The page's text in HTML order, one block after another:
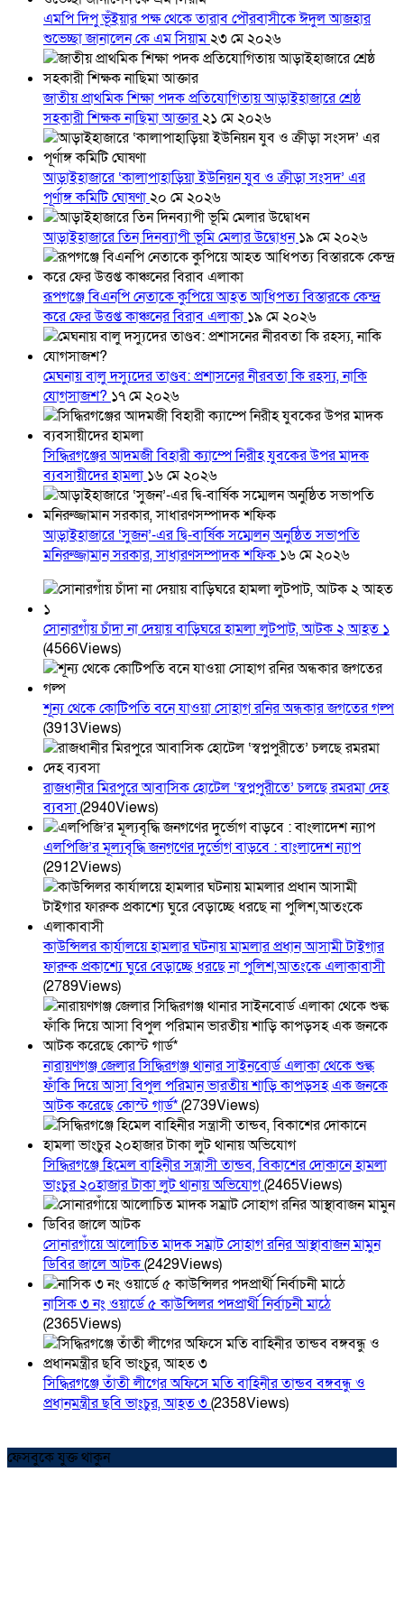
এমপি দিপু ভূঁইয়ার পক্ষ থেকে তারাব পৌরবাসীকে ঈদুল আজহার
শুভেচ্ছা জানালেন কে এম সিয়াম২৩ মে ২০২৬
জাতীয় প্রাথমিক শিক্ষা পদক প্রতিযোগিতায় আড়াইহাজারে শ্রেষ্ঠ
সহকারী শিক্ষক নাছিমা আক্তার২১ মে ২০২৬
আড়াইহাজারে ‘কালাপাহাড়িয়া ইউনিয়ন যুব ও ক্রীড়া সংসদ’ এর
পূর্ণাঙ্গ কমিটি ঘোষণা২০ মে ২০২৬
আড়াইহাজারে তিন দিনব্যাপী ভূমি মেলার উদ্বোধন১৯ মে ২০২৬
রূপগঞ্জে বিএনপি নেতাকে কুপিয়ে আহত আধিপত্য বিস্তারকে কেন্দ্র
করে ফের উত্তপ্ত কাঞ্চনের বিরাব এলাকা ১৯ মে ২০২৬
মেঘনায় বালু দস্যুদের তাণ্ডব: প্রশাসনের নীরবতা কি রহস্য, নাকি
যোগসাজশ? ১৭ মে ২০২৬
সিদ্ধিরগঞ্জের আদমজী বিহারী ক্যাম্পে নিরীহ যুবকের উপর মাদক
ব্যবসায়ীদের হামলা ১৬ মে ২০২৬
আড়াইহাজারে ‘সুজন’-এর দ্বি-বার্ষিক সম্মেলন অনুষ্ঠিত সভাপতি
মনিরুজ্জামান সরকার, সাধারণসম্পাদক শফিক ১৬ মে ২০২৬
সোনারগাঁয় চাঁদা না দেয়ায় বাড়িঘরে হামলা লুটপাট, আটক ২ আহত ১
(4566Views)
শূন্য থেকে কোটিপতি বনে যাওয়া সোহাগ রনির অন্ধকার জগতের গল্প
(3913Views)
রাজধানীর মিরপুরে আবাসিক হোটেল ‘স্বপ্নপুরীতে’ চলছে রমরমা দেহ
ব্যবসা(2940Views)
এলপিজি’র মূল্যবৃদ্ধি জনগণের দুর্ভোগ বাড়বে : বাংলাদেশ ন্যাপ
(2912Views)
কাউন্সিলর কার্যালয়ে হামলার ঘটনায় মামলার প্রধান আসামী টাইগার
ফারুক প্রকাশ্যে ঘুরে বেড়াচ্ছে ধরছে না পুলিশ,আতংকে এলাকাবাসী
(2789Views)
নারায়ণগঞ্জ জেলার সিদ্ধিরগঞ্জ থানার সাইনবোর্ড এলাকা থেকে শুল্ক
ফাঁকি দিয়ে আসা বিপুল পরিমান ভারতীয় শাড়ি কাপড়সহ এক জনকে
আটক করেছে কোস্ট গার্ড*(2739Views)
সিদ্ধিরগঞ্জে হিমেল বাহিনীর সন্ত্রাসী তান্ডব, বিকাশের দোকানে হামলা
ভাংচুর ২০হাজার টাকা লুট থানায় অভিযোগ(2465Views)
সোনারগাঁয়ে আলোচিত মাদক সম্রাট সোহাগ রনির আস্থাবাজন মামুন
ডিবির জালে আটক(2429Views)
নাসিক ৩ নং ওয়ার্ডে ৫ কাউন্সিলর পদপ্রার্থী নির্বাচনী মাঠে
(2365Views)
সিদ্ধিরগঞ্জে তাঁতী লীগের অফিসে মতি বাহিনীর তান্ডব বঙ্গবন্ধু ও
প্রধানমন্ত্রীর ছবি ভাংচুর, আহত ৩(2358Views)
ফেসবুকে যুক্ত থাকুন